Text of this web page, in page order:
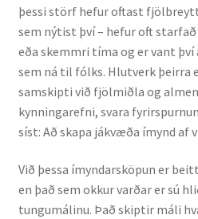
Orðhlutafræði
Samtímasetningafræði
Söguleg setningafræði
Staða íslenskunnar
þessi störf hefur oftast
sem nýtist því – hefur oft
eða skemmri tíma og er vant
sem ná til fólks. Hlutverk þeirra
samskipti við fjölmiðla og
kynningarefni, svara
síst: Að skapa jákvæða ímynd af
Við þessa ímyndarsköpun er
en það sem okkur varðar er sú
tungumálinu. Það skiptir máli